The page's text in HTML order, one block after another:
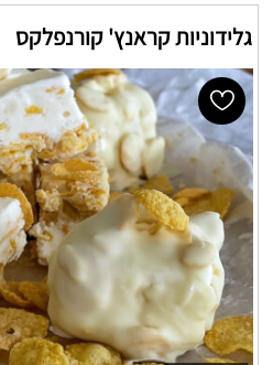
גלידוניות קראנץ' קורנפלקס